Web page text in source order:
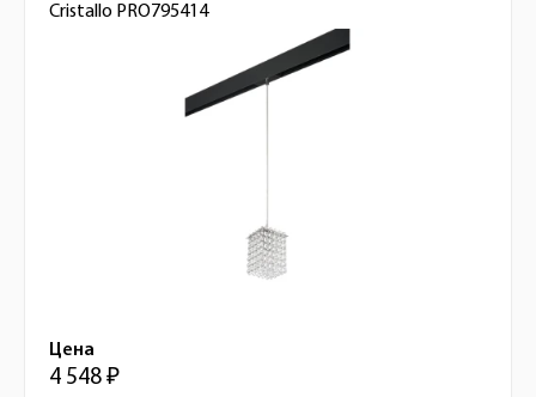
Cristallo PRO795414
Цена
4 548 ₽